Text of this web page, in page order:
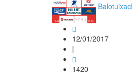
12/01/2017
|
1420